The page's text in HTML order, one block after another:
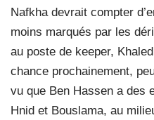
Nafkha devrait compter
moins marqués par les
au poste de keeper,
chance prochainement,
vu que Ben Hassen a des
Hnid et Bouslama, au